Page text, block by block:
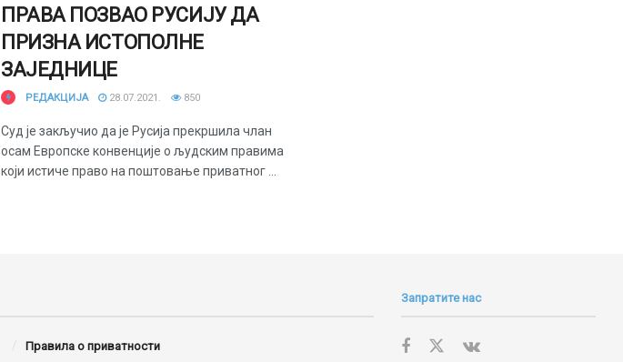
ПРАВА ПОЗВАО РУСИЈУ ДА
ПРИЗНА ИСТОПОЛНЕ
ЗАЈЕДНИЦЕ
РЕДАКЦИЈА 28.07.2021. 850
Суд је закључио да је Русија прекршила члан
осам Европске конвенције о људским правима
који истиче право на поштовање приватног ...
Правила о приватности
Запратите нас